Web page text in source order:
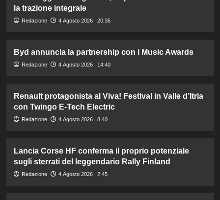
la trazione integrale
Redazione 4 Agosto 2026 : 20:35
Byd annuncia la partnership con i Music Awards
Redazione 4 Agosto 2026 : 14:40
Renault protagonista al Viva! Festival in Valle d’Itria
con Twingo E-Tech Electric
Redazione 4 Agosto 2026 : 8:40
Lancia Corse HF conferma il proprio potenziale
sugli sterrati del leggendario Rally Finland
Redazione 4 Agosto 2026 : 2:45